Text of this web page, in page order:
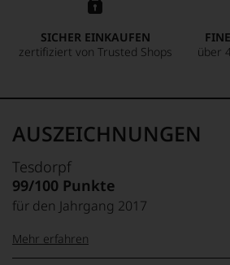
SICHER EINKAUFEN
zertifiziert von Trusted Shops
über
AUSZEICHNUNGEN
Tesdorpf
99/100 Punkte
für den Jahrgang 2017
Mehr erfahren